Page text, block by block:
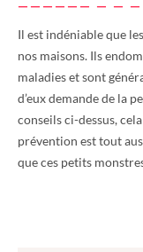
Il est indéniable que
nos maisons. Ils
maladies et sont
d’eux demande de la
conseils ci-dessus,
prévention est tout
que ces petits